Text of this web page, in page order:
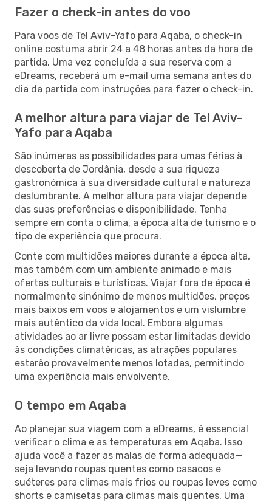
Fazer o check-in antes do voo
Para voos de Tel Aviv-Yafo para Aqaba, o check-in
online costuma abrir 24 a 48 horas antes da hora de
partida. Uma vez concluída a sua reserva com a
eDreams, receberá um e-mail uma semana antes do
dia da partida com instruções para fazer o check-in.
A melhor altura para viajar de Tel Aviv-
Yafo para Aqaba
São inúmeras as possibilidades para umas férias à
descoberta de Jordânia, desde a sua riqueza
gastronómica à sua diversidade cultural e natureza
deslumbrante. A melhor altura para viajar depende
das suas preferências e disponibilidade. Tenha
sempre em conta o clima, a época alta de turismo e o
tipo de experiência que procura.
Conte com multidões maiores durante a época alta,
mas também com um ambiente animado e mais
ofertas culturais e turísticas. Viajar fora de época é
normalmente sinónimo de menos multidões, preços
mais baixos em voos e alojamentos e um vislumbre
mais autêntico da vida local. Embora algumas
atividades ao ar livre possam estar limitadas devido
às condições climatéricas, as atrações populares
estarão provavelmente menos lotadas, permitindo
uma experiência mais envolvente.
O tempo em Aqaba
Ao planejar sua viagem com a eDreams, é essencial
verificar o clima e as temperaturas em Aqaba. Isso
ajuda você a fazer as malas de forma adequada—
seja levando roupas quentes como casacos e
suéteres para climas mais frios ou roupas leves como
shorts e camisetas para climas mais quentes. Uma